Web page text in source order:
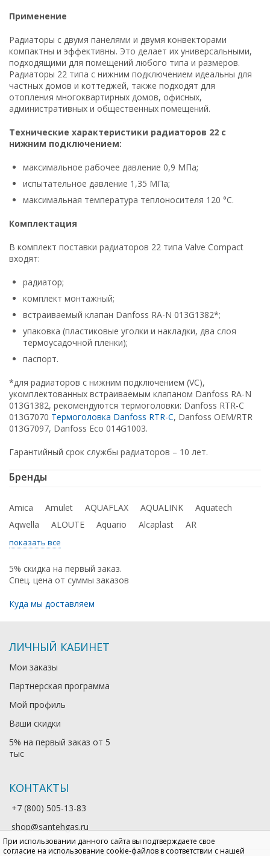
При использовании данного сайта вы подтверждаете свое
согласие на использование cookie-файлов в соответствии с нашей
Применение
Радиаторы с двумя панелями и двумя конвекторами
компактны и эффективны. Это делает их универсальными,
подходящими для помещений любого типа и размеров.
Радиаторы 22 типа с нижним подключением идеальны для
частных домов и коттеджей, также подходят для
отопления многоквартирных домов, офисных,
административных и общественных помещений.
Технические характеристики радиаторов 22 с
нижним подключением:
максимальное рабочее давление 0,9 МПа;
испытательное давление 1,35 МПа;
максимальная температура теплоносителя 120 °С.
Комплектация
В комплект поставки радиаторов 22 типа Valve Compact
входят:
радиатор;
комплект монтажный;
встраиваемый клапан Danfoss RA-N 013G1382*;
упаковка (пластиковые уголки и накладки, два слоя
термоусадочной пленки);
паспорт.
*для радиаторов с нижним подключением (VC),
укомплектованных встраиваемым клапаном Danfoss RA-N
013G1382, рекомендуются термоголовки: Danfoss RTR-C
013G7070 Термоголовка Danfoss RTR-C, Danfoss OEM/RTR
013G7097, Danfoss Eco 014G1003.
Гарантийный срок службы радиаторов – 10 лет.
Бренды
Amica Amulet AQUAFLAX AQUALINK
Aquatech
Aqwella
ALOUTE Aquario Alcaplast AR
показать все
5% скидка на первый заказ.
Спец. цена от суммы заказов
Куда мы доставляем
ЛИЧНЫЙ КАБИНЕТ
Мои заказы
Партнерская программа
Мой профиль
Ваши скидки
5% на первый заказ от 5
тыс
КОНТАКТЫ
+7 (800) 505-13-83
shop@santehgas.ru